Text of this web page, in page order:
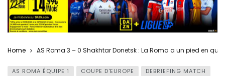
Home AS Roma 3 – 0 Shakhtar Donetsk : La Roma a un pied en
AS ROMA ÉQUIPE 1 COUPE D'EUROPE DEBRIEFING MATCH